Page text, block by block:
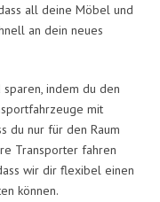
all deine Möbel und
an dein neues
indem du den
mit
du nur für den Raum
Transporter fahren
wir dir flexibel einen
können.